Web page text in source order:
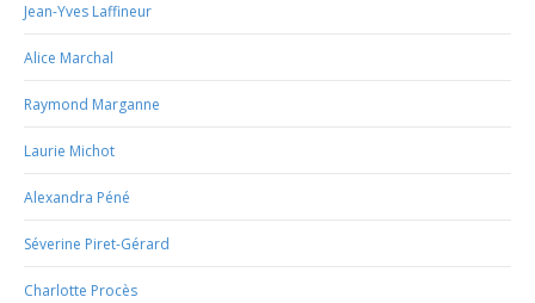
Jean-Yves Laffineur
Alice Marchal
Raymond Marganne
Laurie Michot
Alexandra Péné
Séverine Piret-Gérard
Charlotte Procès